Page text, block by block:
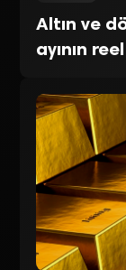
Altın ve
ayının